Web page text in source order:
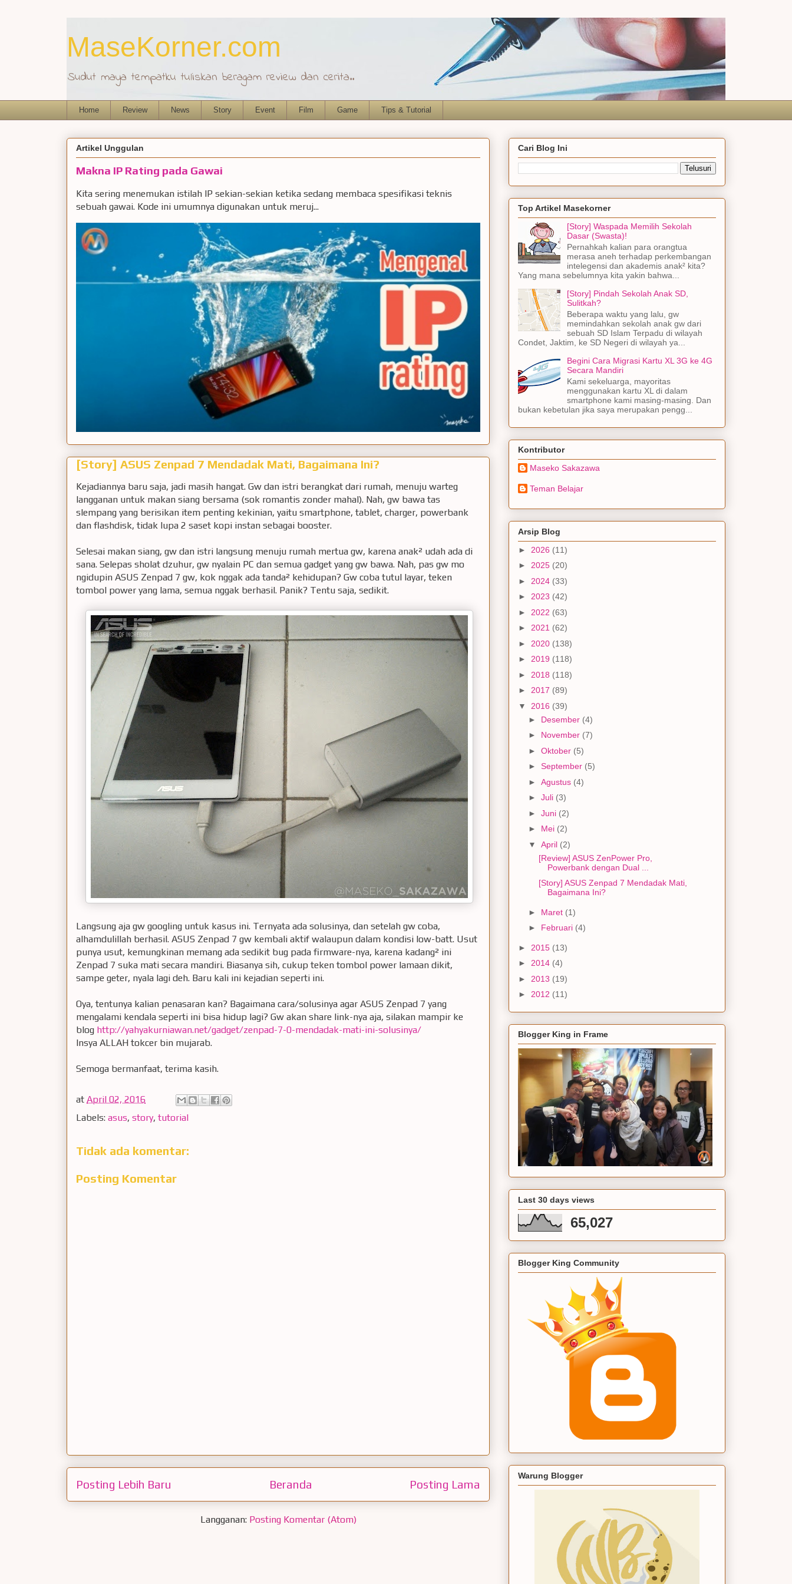
MaseKorner.com
Sudut maya tempatku tuliskan beragam review dan cerita..
Home Review News Story Event Film Game Tips & Tutorial
Artikel Unggulan
Makna IP Rating pada Gawai
Kita sering menemukan istilah IP sekian-sekian ketika sedang membaca spesifikasi teknis
sebuah gawai. Kode ini umumnya digunakan untuk meruj...
[Story] ASUS Zenpad 7 Mendadak Mati, Bagaimana Ini?
Kejadiannya baru saja, jadi masih hangat. Gw dan istri berangkat dari rumah, menuju warteg
langganan untuk makan siang bersama (sok romantis zonder mahal). Nah, gw bawa tas
slempang yang berisikan item penting kekinian, yaitu smartphone, tablet, charger, powerbank
dan flashdisk, tidak lupa 2 saset kopi instan sebagai booster.
Selesai makan siang, gw dan istri langsung menuju rumah mertua gw, karena anak² udah ada di
sana. Selepas sholat dzuhur, gw nyalain PC dan semua gadget yang gw bawa. Nah, pas gw mo
ngidupin ASUS Zenpad 7 gw, kok nggak ada tanda² kehidupan? Gw coba tutul layar, teken
tombol power yang lama, semua nggak berhasil. Panik? Tentu saja, sedikit.
Langsung aja gw googling untuk kasus ini. Ternyata ada solusinya, dan setelah gw coba,
alhamdulillah berhasil. ASUS Zenpad 7 gw kembali aktif walaupun dalam kondisi low-batt. Usut
punya usut, kemungkinan memang ada sedikit bug pada firmware-nya, karena kadang² ini
Zenpad 7 suka mati secara mandiri. Biasanya sih, cukup teken tombol power lamaan dikit,
sampe geter, nyala lagi deh. Baru kali ini kejadian seperti ini.
Oya, tentunya kalian penasaran kan? Bagaimana cara/solusinya agar ASUS Zenpad 7 yang
mengalami kendala seperti ini bisa hidup lagi? Gw akan share link-nya aja, silakan mampir ke
blog http://yahyakurniawan.net/gadget/zenpad-7-0-mendadak-mati-ini-solusinya/
Insya ALLAH tokcer bin mujarab.
Semoga bermanfaat, terima kasih.
at April 02, 2016
Labels: asus, story, tutorial
Tidak ada komentar:
Posting Komentar
Posting Lebih Baru Posting Lama
Beranda
Langganan: Posting Komentar (Atom)
Cari Blog Ini
Top Artikel Masekorner
[Story] Waspada Memilih Sekolah
Dasar (Swasta)!
Pernahkah kalian para orangtua
merasa aneh terhadap perkembangan
intelegensi dan akademis anak² kita?
Yang mana sebelumnya kita yakin bahwa...
[Story] Pindah Sekolah Anak SD,
Sulitkah?
Beberapa waktu yang lalu, gw
memindahkan sekolah anak gw dari
sebuah SD Islam Terpadu di wilayah
Condet, Jaktim, ke SD Negeri di wilayah ya...
Begini Cara Migrasi Kartu XL 3G ke 4G
Secara Mandiri
Kami sekeluarga, mayoritas
menggunakan kartu XL di dalam
smartphone kami masing-masing. Dan
bukan kebetulan jika saya merupakan pengg...
Kontributor
Maseko Sakazawa
Teman Belajar
Arsip Blog
► 2026 (11)
► 2025 (20)
► 2024 (33)
► 2023 (42)
► 2022 (63)
► 2021 (62)
► 2020 (138)
► 2019 (118)
► 2018 (118)
► 2017 (89)
▼ 2016 (39)
► Desember (4)
► November (7)
► Oktober (5)
► September (5)
► Agustus (4)
► Juli (3)
► Juni (2)
► Mei (2)
▼ April (2)
[Review] ASUS ZenPower Pro,
Powerbank dengan Dual ...
[Story] ASUS Zenpad 7 Mendadak Mati,
Bagaimana Ini?
► Maret (1)
► Februari (4)
► 2015 (13)
► 2014 (4)
► 2013 (19)
► 2012 (11)
Blogger King in Frame
Last 30 days views
65,027
Blogger King Community
Warung Blogger